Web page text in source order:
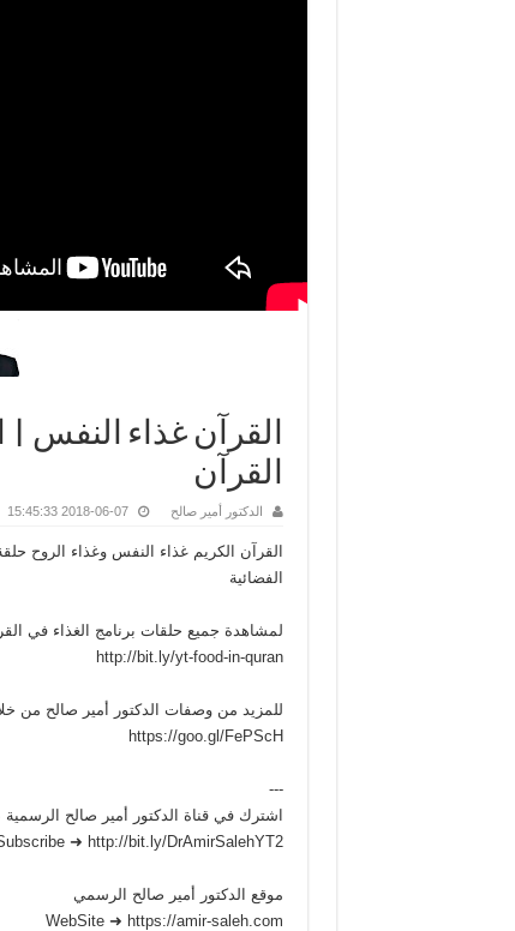
القرآن غذاء النفس |
القرآن
الدكتور أمير صالح 2018-06-07 15:45:33
القرآن الكريم غذاء النفس وغذاء الروح
الفضائية
لمشاهدة جميع حلقات برنامج الغذاء في
http://bit.ly/yt-food-in-quran
للمزيد من وصفات الدكتور أمير صالح من
https://goo.gl/FePScH
---
اشترك في قناة الدكتور أمير صالح
➜ http://bit.ly/DrAmirSalehYT2
موقع الدكتور أمير صالح الرسمي
WebSite ➜ https://amir-saleh.com